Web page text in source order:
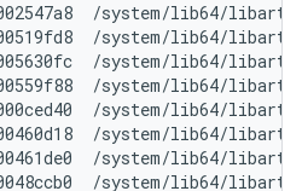
/system/lib64/
/system/lib64/
/system/lib64/
/system/lib64/
/system/lib64/
/system/lib64/
/system/lib64/